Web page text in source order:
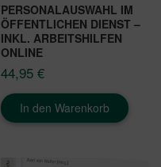
PERSONALAUSWAHL IM
ÖFFENTLICHEN DIENST –
INKL. ARBEITSHILFEN
ONLINE
44,95 €
In den Warenkorb